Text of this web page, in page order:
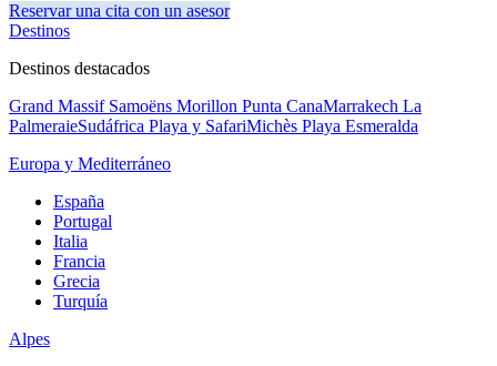
Reservar una cita con un asesor
Destinos
Destinos destacados
Grand Massif Samoëns Morillon Punta CanaMarrakech La
PalmeraieSudáfrica Playa y SafariMichès Playa Esmeralda
Europa y Mediterráneo
España
Portugal
Italia
Francia
Grecia
Turquía
Alpes